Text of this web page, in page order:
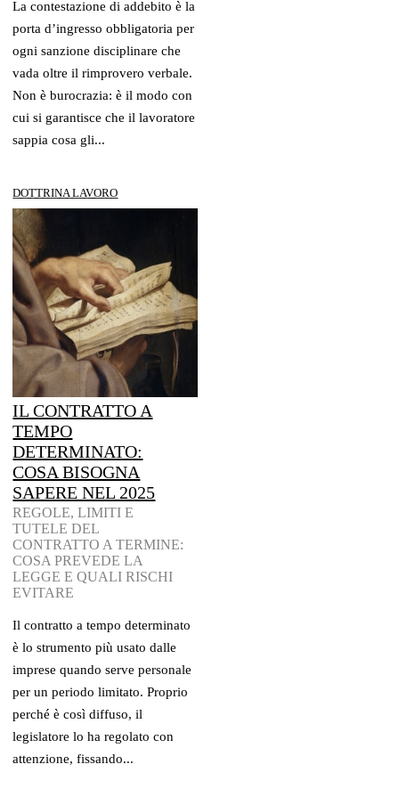
La contestazione di addebito è la
porta d’ingresso obbligatoria per
ogni sanzione disciplinare che
vada oltre il rimprovero verbale.
Non è burocrazia: è il modo con
cui si garantisce che il lavoratore
sappia cosa gli...
DOTTRINA LAVORO
IL CONTRATTO A
TEMPO
DETERMINATO:
COSA BISOGNA
SAPERE NEL 2025
REGOLE, LIMITI E
TUTELE DEL
CONTRATTO A TERMINE:
COSA PREVEDE LA
LEGGE E QUALI RISCHI
EVITARE
Il contratto a tempo determinato
è lo strumento più usato dalle
imprese quando serve personale
per un periodo limitato. Proprio
perché è così diffuso, il
legislatore lo ha regolato con
attenzione, fissando...